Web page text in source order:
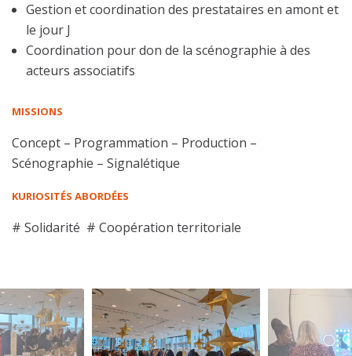
Gestion et coordination des prestataires en amont et
le jour J
Coordination pour don de la scénographie à des
acteurs associatifs
MISSIONS
Concept – Programmation – Production –
Scénographie – Signalétique
KURIOSITÉS ABORDÉES
# Solidarité # Coopération territoriale